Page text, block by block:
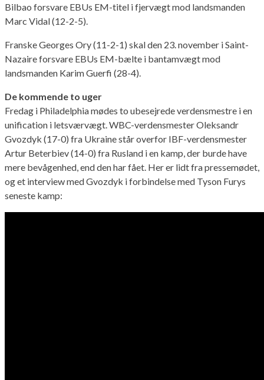
Bilbao forsvare EBUs EM-titel i fjervægt mod landsmanden
Marc Vidal (12-2-5).
Franske Georges Ory (11-2-1) skal den 23. november i Saint-
Nazaire forsvare EBUs EM-bælte i bantamvægt mod
landsmanden Karim Guerfi (28-4).
De kommende to uger
Fredag i Philadelphia mødes to ubesejrede verdensmestre i en
unification i letsværvægt. WBC-verdensmester Oleksandr
Gvozdyk (17-0) fra Ukraine står overfor IBF-verdensmester
Artur Beterbiev (14-0) fra Rusland i en kamp, der burde have
mere bevågenhed, end den har fået. Her er lidt fra pressemødet,
og et interview med Gvozdyk i forbindelse med Tyson Furys
seneste kamp: